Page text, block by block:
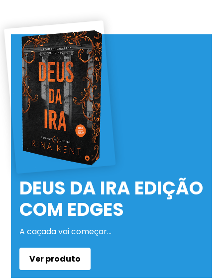
DEUS DA IRA EDIÇÃO
COM EDGES
A caçada vai começar…
Ver produto